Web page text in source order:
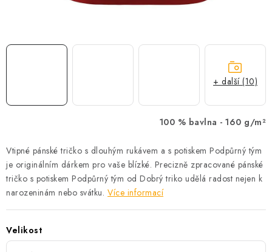
100 % bavlna - 160 g/m²
Vtipné pánské tričko s dlouhým rukávem a s potiskem Podpůrný tým
je originálním dárkem pro vaše blízké. Precizně zpracované pánské
tričko s potiskem Podpůrný tým od Dobrý triko udělá radost nejen k
narozeninám nebo svátku. Více informací
Velikost
+ další (10)